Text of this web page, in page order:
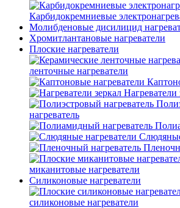
Карбидокремниевые
Молибденовые дисилицид
Хромитлантановые нагреватели
Плоские нагреватели
ленточные нагреватели
Нагреватели
нагреватель
миканитовые нагреватели
Силиконовые нагреватели
силиконовые нагреватели